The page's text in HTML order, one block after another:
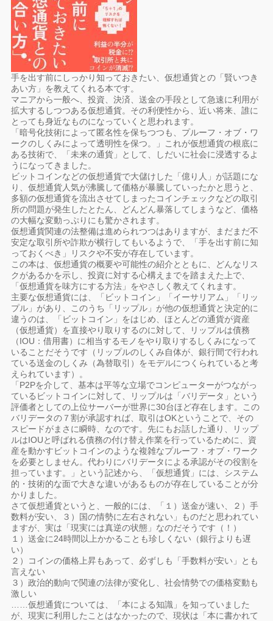
手を出す前にしっかり知っておきたい、仮想通貨との「賢いつき
あい方」を教えてくれる本です。
マニアから一般へ、投資、決済、送金の手段として急速に利用が
拡大するしつつある仮想通貨。その利便性から、近い将来、誰に
とっても身近なものになっていくと思われます。
「暗号化技術によって匿名性を保ちつつも、プルーフ・オブ・ワ
ークのしくみによって透明性を保つ。」これが仮想通貨の根底に
ある技術で、「未来の通貨」として、しだいに社会に浸透するよ
うになってきました。
ビットコインなどの仮想通貨で大儲けした「億り人」が話題にな
り、仮想通貨人気が沸騰して価格が暴騰していったかと思うと、
多額の仮想通貨を流出させてしまったコインチェックなどの取引
所の問題が発生したとたん、どんどん暴落してしまうなど、価格
の大幅な変動っぷりにも驚かされます。
仮想通貨関連の法整備は進められつつはありますが、まだまだ不
安定な取引所や詐欺が横行してもいるようで、「手を出す前に知
っておくべき」リスクや不安が存在しています。
この本は、仮想通貨の概要や可能性の紹介とともに、どんなリス
クがあるかを示し、投資に対する心構えまでを踏まえた上で、
「仮想通貨を味方にする方法」をやさしく教えてくれます。
主要な仮想通貨には、「ビットコイン」「イーサリアム」「リッ
プル」があり、このうち「リップル」が他の仮想通貨と決定的に
違うのは、「ビットコイン」をはじめ、ほとんどの通貨が資産
（仮想通貨）を直接やり取りするのに対して、リップルは債務
（IOU：借用書）に相当するモノをやり取りするしくみになって
いることだそうです（リップルのしくみ自体が、銀行間で行われ
ている送金のしくみ（為替取引）をモデルにつくられていると考
えられています）。
「P2Pを介して、基本は平等な立場でコンピューターがつながっ
ているビットコインに対して、リップルは「バリデータ」という
評価者としての上位サーバーが世界に30台ほど存在します。この
バリデータの７割が承認すれば、取引はOKということで、その
スピードがまさに瞬時、なのです。先にもお話した通り、リップ
ルはIOUと呼ばれる債務の付け替え作業を行っているために、資
産を動かすビットコインのような複雑なプルーフ・オブ・ワーク
を必要としません。代わりにバリデータによる承認がその役割を
担っています。」という記述から、「仮想通貨」には、システム
的・技術的な面で大きな違いがあるものが存在していることが分
かりました。
さて仮想通貨というと、一般的には、「１）送金が速い、２）手
数料が安い、３）国の情勢に左右されない」ものだと思われてい
ますが、実は「現実には真逆の状態」なのだそうです（！）
１）送金に24時間以上かかることも珍しくない（銀行よりも遅
い）
２）コインの価格上昇もあって、必ずしも「手数料が安い」とも
言えない
３）政治的動向で関連の法律が変化し、社会情勢での価格変動も
激しい
……仮想通貨については、「本による知識」を知っていました
が、現実に利用したことはなかったので、現状は「本に書かれて